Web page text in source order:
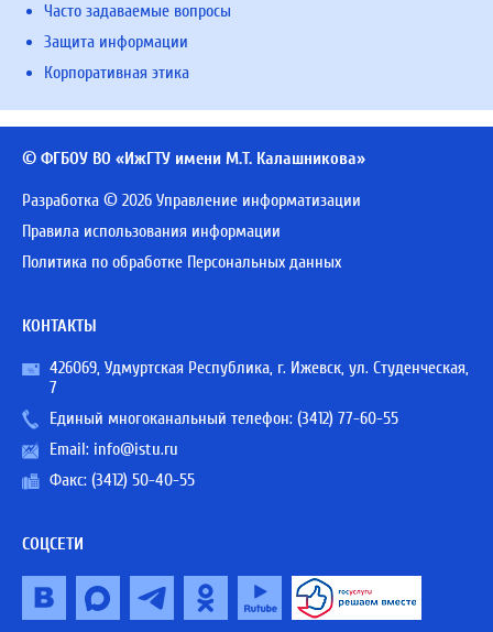
Часто задаваемые вопросы
Защита информации
Корпоративная этика
© ФГБОУ ВО «ИжГТУ имени М.Т. Калашникова»
Разработка © 2026 Управление информатизации
Правила использования информации
Политика по обработке Персональных данных
КОНТАКТЫ
426069, Удмуртская Республика, г. Ижевск, ул. Студенческая,
7
Единый многоканальный телефон: (3412) 77-60-55
Email: info@istu.ru
Факс: (3412) 50-40-55
СОЦСЕТИ